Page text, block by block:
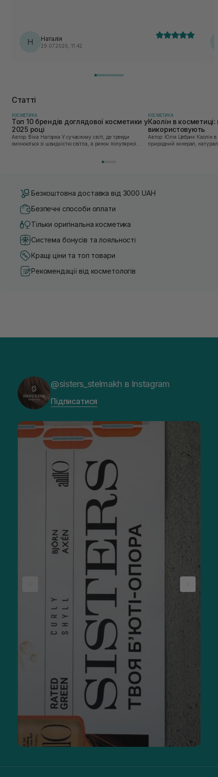
Н Наталія
29.07.2026, 11:42
Статті
КОСМЕТИКА
Топ 10 брендів доглядової косметики у
2025 році
Автор: Віка Нагорна У сучасному світі, де тренди
змінюються зі швидкістю світла, а ринок популярної
КОСМЕТИКА
Каолін в
використовують
Автор: Юлія Цебрик Каолін в косметології – це
природний мінерал,
Безкоштовна доставка від 3000 UAH
Безпечні способи оплати
Тільки оригінальна косметика
Система бонусів та лояльності
Кращі ціни та топ товари
Рекомендації від косметологів
@sisters_stelmakh в Instagram
Підписатися